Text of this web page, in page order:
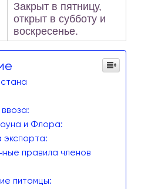
Закрыт в пятницу,
открыт в субботу и
воскресенье.
и Флора:
экспорта:
правила членов
питомцы: